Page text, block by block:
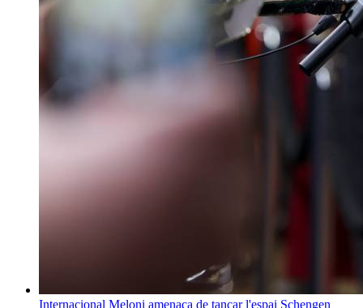
Internacional Meloni amenaça de tancar l'espai Schengen